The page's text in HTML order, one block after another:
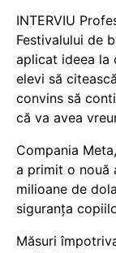
INTERVIU
Festivalului de
aplicat ideea la
elevi să
convins să
că va avea
Compania
a primit o nouă
milioane de
siguranța
Măsuri